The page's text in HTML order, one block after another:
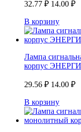
32.77 ₽ 14.00 ₽
В корзину
Лампа
корпус
29.56 ₽ 14.00 ₽
В корзину